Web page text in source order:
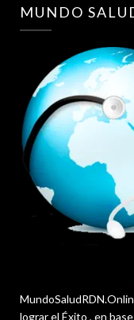
MUNDO
lograr el Éxito , en